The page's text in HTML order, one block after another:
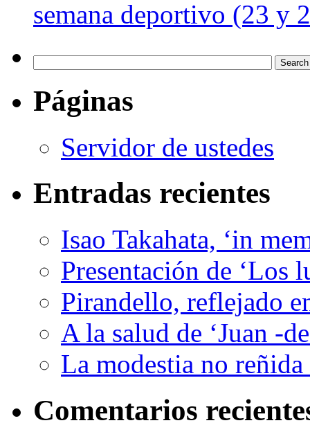
semana deportivo (23 y
Páginas
Servidor de ustedes
Entradas recientes
Isao Takahata, ‘in
Presentación de ‘Los
Pirandello, reflejado
A la salud de ‘Juan -
La modestia no
Comentarios